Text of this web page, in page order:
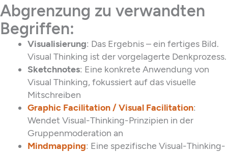
Abgrenzung zu verwandten
Begriffen:
Visualisierung: Das Ergebnis – ein fertiges Bild.
Visual Thinking ist der vorgelagerte Denkprozess.
Sketchnotes: Eine konkrete Anwendung von
Visual Thinking, fokussiert auf das visuelle
Mitschreiben
Graphic Facilitation / Visual Facilitation:
Wendet Visual-Thinking-Prinzipien in der
Gruppenmoderation an
Mindmapping: Eine spezifische Visual-Thinking-